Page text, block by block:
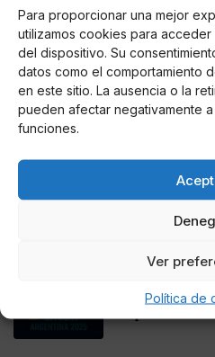
Para proporcionar una mejor
utilizamos cookies para
del dispositivo. Su
datos como el comportamiento
en este sitio. La ausencia o la
pueden afectar negativamente
funciones.
Ver
Política de
AUTOR
Iván Leal
Noticias
Mejores Cripto
Colombia
Mejores